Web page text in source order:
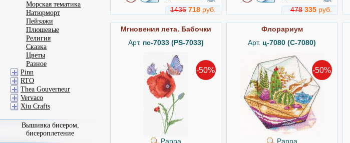
1436 718 руб. 478 335 руб.
Мгновения лета. Бабочки
Арт. пс-7033 (PS-7033)
-50%
Panna
Флорариум
Арт. ц-7080 (C-7080)
-50%
Panna
Морская тематика
Натюрморт
Пейзажи
Плюшевые
Религия
Сказка
Цветы
Разное
Pinn
RTO
Thea Gouverneur
Vervaco
Xiu Crafts
Вышивка бисером,
бисероплетение